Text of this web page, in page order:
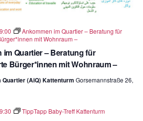
im Quartier – Beratung für
Bürger*innen mit Wohnraum –
Ankommen im Quartier – Beratung für
mit Wohnraum –
(AiQ) Kattenturm Gorsemannstraße 26,
TippTapp Baby-Treff Kattenturm